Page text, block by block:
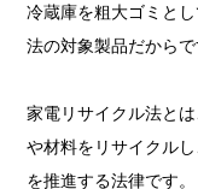
冷蔵庫を粗大ゴミと
法の対象製品だからで
家電リサイクル法と
や材料をリサイクル
を推進する法律です。